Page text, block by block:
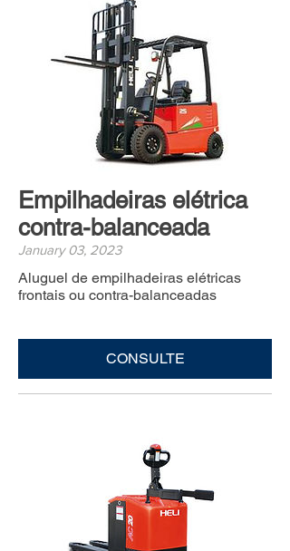
Empilhadeiras elétrica
contra-balanceada
January 03, 2023
Aluguel de empilhadeiras elétricas
frontais ou contra-balanceadas
CONSULTE